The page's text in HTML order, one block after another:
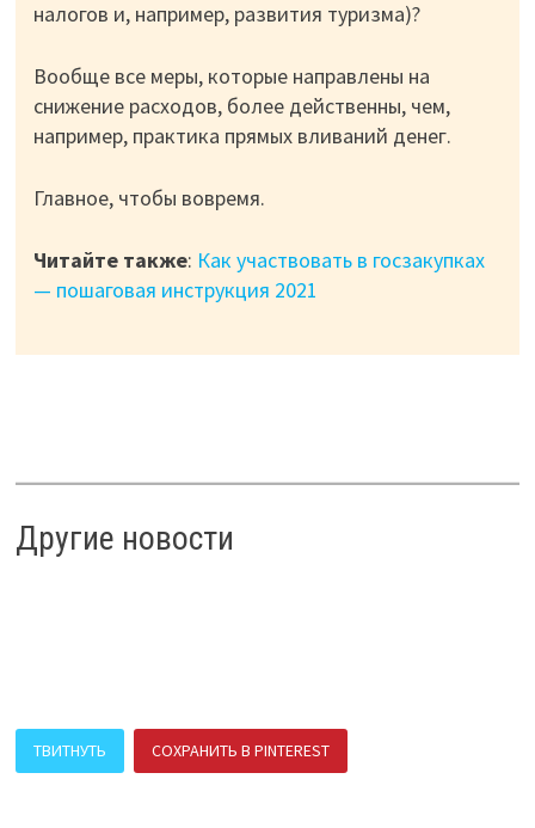
налогов и, например, развития туризма)?
Вообще все меры, которые направлены на
снижение расходов, более действенны, чем,
например, практика прямых вливаний денег.
Главное, чтобы вовремя.
Читайте также: Как участвовать в госзакупках
— пошаговая инструкция 2021
Другие новости
ТВИТНУТЬ СОХРАНИТЬ В PINTEREST